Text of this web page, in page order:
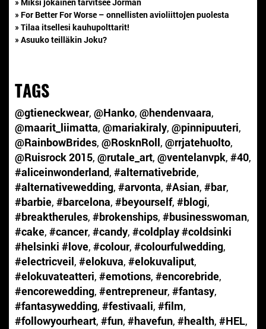
» For Better For Worse – onnellisten avioliittojen puolesta
» Tilaa itsellesi kauhupolttarit!
» Asuuko teilläkin Joku?
TAGS
@gtieneckwear, @Hanko, @hendenvaara,
@maarit_liimatta, @mariakiraly, @pinnipuuteri,
@RainbowBrides, @RosknRoll, @rrjatehuolto,
@Ruisrock 2015, @rutale_art, @ventelanvpk, #40,
#aliceinwonderland, #alternativebride,
#alternativewedding, #arvonta, #Asian, #bar,
#barbie, #barcelona, #beyourself, #blogi,
#breaktherules, #brokenships, #businesswoman,
#cake, #cancer, #candy, #coldplay #coldsinki
#helsinki #love, #colour, #colourfulwedding,
#electricveil, #elokuva, #elokuvaliput,
#elokuvateatteri, #emotions, #encorebride,
#encorewedding, #entrepreneur, #fantasy,
#fantasywedding, #festivaali, #film,
#followyourheart, #fun, #havefun, #health, #HEL,